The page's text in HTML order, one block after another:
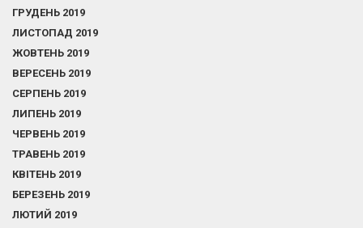
ГРУДЕНЬ 2019
ЛИСТОПАД 2019
ЖОВТЕНЬ 2019
ВЕРЕСЕНЬ 2019
СЕРПЕНЬ 2019
ЛИПЕНЬ 2019
ЧЕРВЕНЬ 2019
ТРАВЕНЬ 2019
КВІТЕНЬ 2019
БЕРЕЗЕНЬ 2019
ЛЮТИЙ 2019